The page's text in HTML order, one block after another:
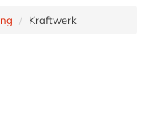
Kraftwerk